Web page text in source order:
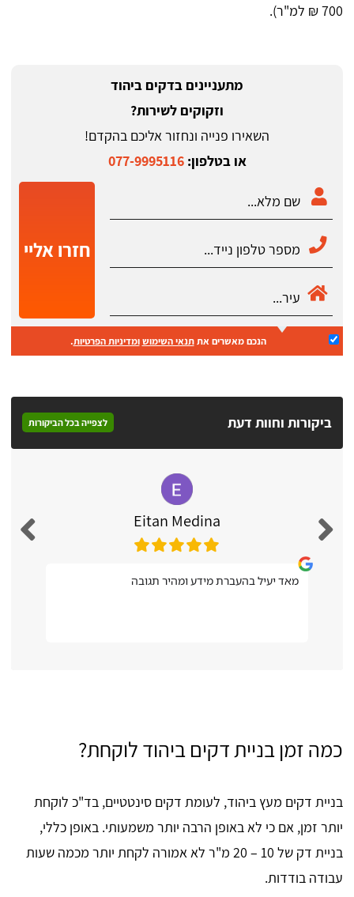
700 ₪ למ"ר).
מתעניינים בדקים ביהוד
וזקוקים לשירות?
השאירו פנייה ונחזור אליכם בהקדם!
או בטלפון:077-9995116
חזרו אליי
הנכם מאשרים אתתנאי השימוש ומדיניות הפרטיות.
ביקורות וחוות דעת לצפייה בכל הביקורות
Eitan Medina
מאד יעיל בהעברת מידע ומהיר תגובה
כמה זמן בניית דקים ביהוד לוקחת?
בניית דקים מעץ ביהוד, לעומת דקים סינטטיים, בד"כ לוקחת
יותר זמן, אם כי לא באופן הרבה יותר משמעותי. באופן כללי,
בניית דק של 10 – 20 מ"ר לא אמורה לקחת יותר מכמה שעות
עבודה בודדות.